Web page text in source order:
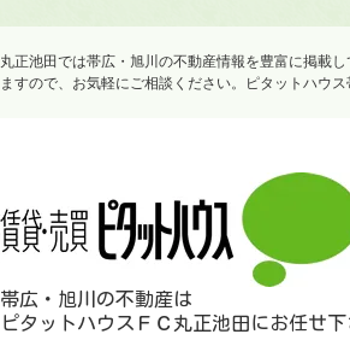
丸正池田では帯広・旭川の不動産情報を豊富に掲載
ますので、お気軽にご相談ください。ピタットハウ
帯広・旭川の不動産は
ピタットハウスＦＣ丸正池田にお任せ下